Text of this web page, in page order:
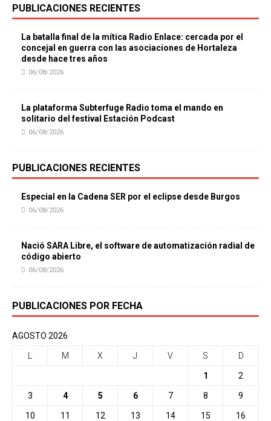
PUBLICACIONES RECIENTES
La batalla final de la mítica Radio Enlace: cercada por el
concejal en guerra con las asociaciones de Hortaleza
desde hace tres años
06/08/2026
La plataforma Subterfuge Radio toma el mando en
solitario del festival Estación Podcast
06/08/2026
PUBLICACIONES RECIENTES
Especial en la Cadena SER por el eclipse desde Burgos
06/08/2026
Nació SARA Libre, el software de automatización radial de
código abierto
06/08/2026
PUBLICACIONES POR FECHA
AGOSTO 2026
M X J V S D
1 2
3 4 5 6 7 8 9
10 11 12 13 14 15 16